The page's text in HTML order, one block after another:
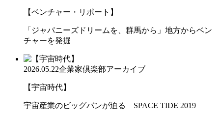
【ベンチャー・リポート】
「ジャパニーズドリームを、群馬から」地方からベン
チャーを発掘
2026.05.22企業家倶楽部アーカイブ
【宇宙時代】
宇宙産業のビッグバンが迫る SPACE TIDE 2019